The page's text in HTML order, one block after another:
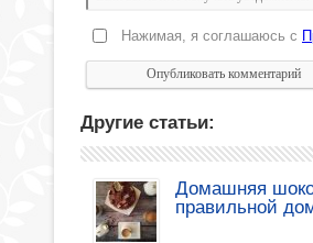
Нажимая, я соглашаюсь с
Другие статьи:
Домашняя
правильной